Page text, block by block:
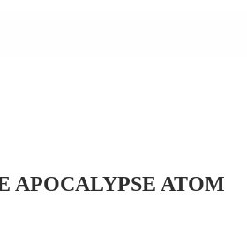
APOCALYPSE ATOM